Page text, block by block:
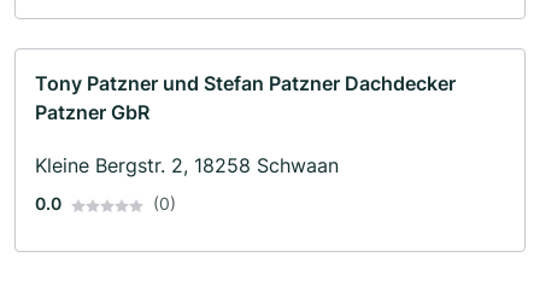
Tony Patzner und Stefan Patzner Dachdecker
Patzner GbR
Kleine Bergstr. 2, 18258 Schwaan
0.0 (0)